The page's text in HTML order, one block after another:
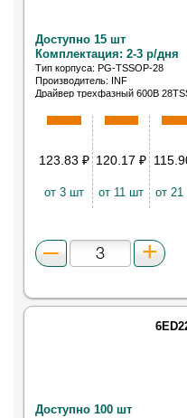
Доступно 15 шт
Комплектация: 2-3 р/дня
Тип корпуса: PG-TSSOP-28
Производитель: INF
Драйвер трехфазный 600В
123.83 ₽
от 3 шт
120.17₽
от 11 шт от
Доступно 100 шт